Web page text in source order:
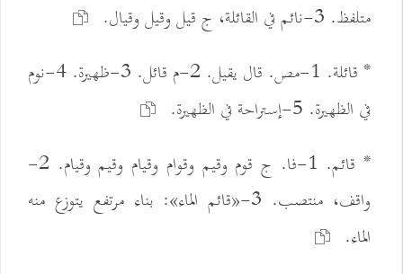
متلفظ. 3-نائم في القائلة، ج قيل وقيل وقيال.
* قائلة. 1-مص. قال يقيل. 2-م قائل. 3-ظهيرة. 4-نوم
في الظهيرة. 5-إستراحة في الظهيرة.
* قائم. 1-فا. ج قوم وقيم وقوام وقيام وقيم وقيام. 2-
واقف، منتصب. 3-«قائم الماء»: بناء مرتفع يتوزع منه
الماء.